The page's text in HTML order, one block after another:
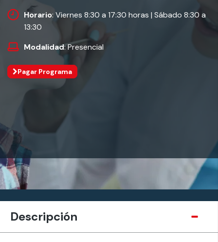
Horario: Viernes 8:30 a 17:30 horas | Sábado 8:30 a
13:30
Modalidad: Presencial
Pagar Programa
Descripción